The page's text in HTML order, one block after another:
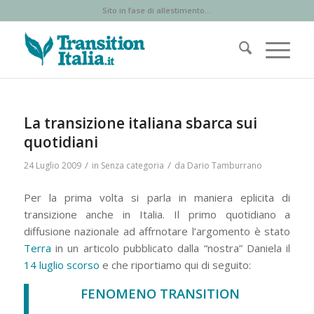
Sito in fase di allestimento...
La transizione italiana sbarca sui
quotidiani
24 Luglio 2009 / in Senza categoria / da Dario Tamburrano
Per la prima volta si parla in maniera eplicita di
transizione anche in Italia. Il primo quotidiano a
diffusione nazionale ad affrnotare l’argomento è stato
Terra in un articolo pubblicato dalla “nostra” Daniela il
14 luglio scorso e che riportiamo qui di seguito:
FENOMENO TRANSITION